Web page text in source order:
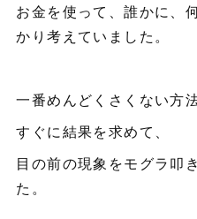
お金を使って、誰かに、
かり考えていました。
一番めんどくさくない方法
すぐに結果を求めて、
目の前の現象をモグラ叩
た。